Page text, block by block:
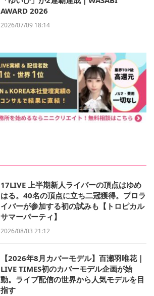
AWARD 2026
2026/07/09 18:14
17LIVE 上半期新人ライバーの頂点はゆめ
はる。40名の頂点に立ち二冠獲得。プロラ
イバーが参加する初の試みも【トロピカル
サマーパーティ】
2026/08/03 21:12
【2026年8月カバーモデル】百瀬羽唯花｜
LIVE TIMES初のカバーモデル企画が始
動。ライブ配信の世界から人気モデルを目
指す